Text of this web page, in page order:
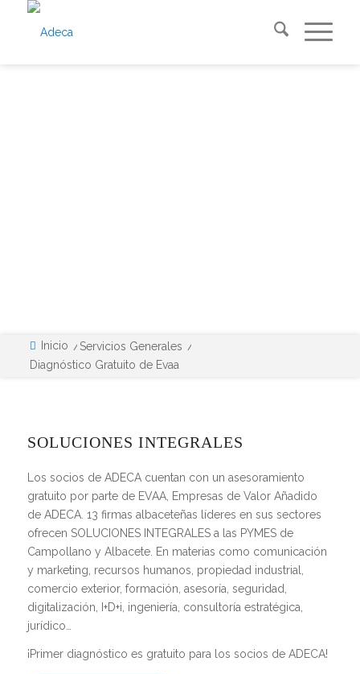
Inicio / Servicios Generales /
Diagnóstico Gratuito de Evaa
SOLUCIONES INTEGRALES
Los socios de ADECA cuentan con un asesoramiento
gratuito por parte de EVAA, Empresas de Valor Añadido
de ADECA. 13 firmas albaceteñas líderes en sus sectores
ofrecen SOLUCIONES INTEGRALES a las PYMES de
Campollano y Albacete. En materias como comunicación
y marketing, recursos humanos, propiedad industrial,
comercio exterior, formación, asesoría, seguridad,
digitalización, I+D+i, ingeniería, consultoría estratégica,
jurídico…
¡Primer diagnóstico es gratuito para los socios de ADECA!